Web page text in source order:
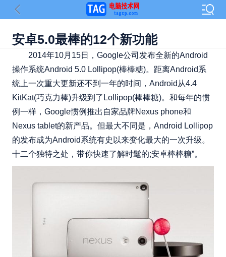
安卓5.0最棒的12个新功能
2014年10月15日，Google公司发布全新的Android
操作系统Android 5.0 Lollipop(棒棒糖)。距离Android系
统上一次重大更新还不到一年的时间，Android从4.4
KitKat(巧克力棒)升级到了Lollipop(棒棒糖)。和每年的惯
例一样，Google惯例推出自家品牌Nexus phone和
Nexus tablet的新产品。但最大不同是，Android Lollipop
的发布成为Android系统有史以来变化最大的一次升级。
十二个独特之处，带你快速了解时髦的;安卓棒棒糖”。